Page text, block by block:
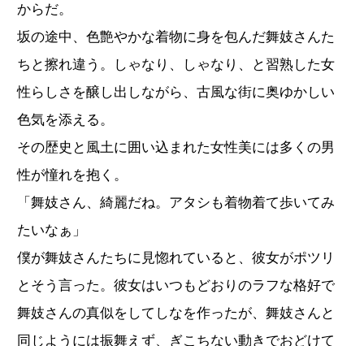
からだ。
坂の途中、色艶やかな着物に身を包んだ舞妓さんた
ちと擦れ違う。しゃなり、しゃなり、と習熟した女
性らしさを醸し出しながら、古風な街に奥ゆかしい
色気を添える。
その歴史と風土に囲い込まれた女性美には多くの男
性が憧れを抱く。
「舞妓さん、綺麗だね。アタシも着物着て歩いてみ
たいなぁ」
僕が舞妓さんたちに見惚れていると、彼女がポツリ
とそう言った。彼女はいつもどおりのラフな格好で
舞妓さんの真似をしてしなを作ったが、舞妓さんと
同じようには振舞えず、ぎこちない動きでおどけて